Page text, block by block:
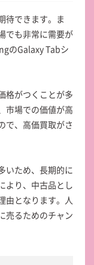
待できます。ま
でも非常に需要が
のGalaxy Tabシ
格がつくことが多
市場での価値が高
で、高価買取がさ
いため、長期的に
より、中古品とし
由となります。人
売るためのチャン